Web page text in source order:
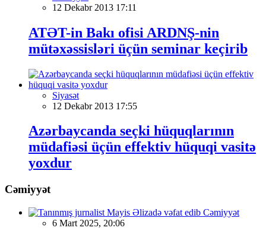
12 Dekabr 2013 17:11
ATƏT-in Bakı ofisi ARDNŞ-nin
mütəxəssisləri üçün seminar keçirib
Siyasət
12 Dekabr 2013 17:55
Azərbaycanda seçki hüquqlarının
müdafiəsi üçün effektiv hüquqi vasitə
yoxdur
Cəmiyyət
Cəmiyyət
6 Mart 2025, 20:06